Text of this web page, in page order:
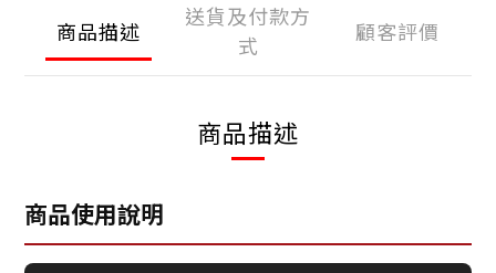
商品描述
送貨及付款方
式
顧客評價
商品描述
商品使用說明